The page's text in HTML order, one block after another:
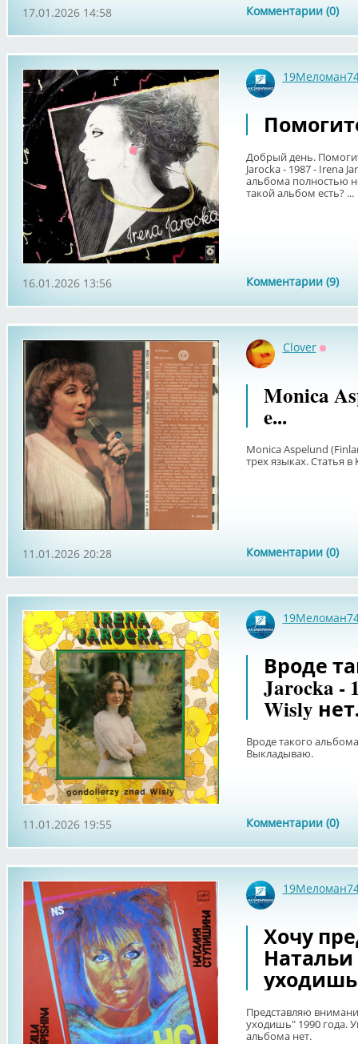
Комментарии (0)
17.01.2026 14:58
Добрый день.
Jarocka - 1987 - Irena
альбома полностью
такой альбом есть? ...
Комментарии (9)
16.01.2026 13:56
Clover
Monica
e...
Monica Aspelund
трех языках. Статья в
Комментарии (0)
11.01.2026 20:28
Вроде
Jarocka -
Wisly
Вроде такого
Выкладываю.
Комментарии (0)
11.01.2026 19:55
Хочу
Представляю
уходишь" 1990 года.
альбома нет.